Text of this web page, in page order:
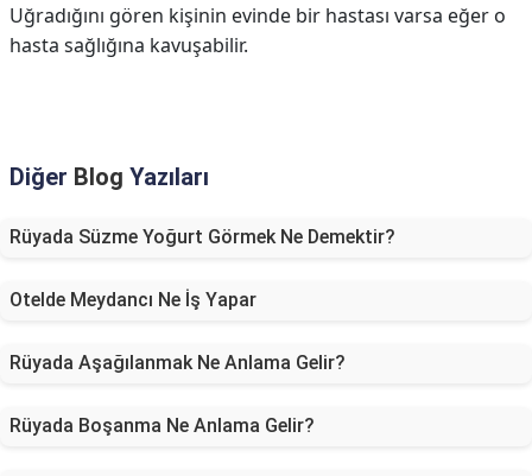
Uğradığını gören kişinin evinde bir hastası varsa eğer o
hasta sağlığına kavuşabilir.
Diğer Blog Yazıları
Rüyada Süzme Yoğurt Görmek Ne Demektir?
Otelde Meydancı Ne İş Yapar
Rüyada Aşağılanmak Ne Anlama Gelir?
Rüyada Boşanma Ne Anlama Gelir?